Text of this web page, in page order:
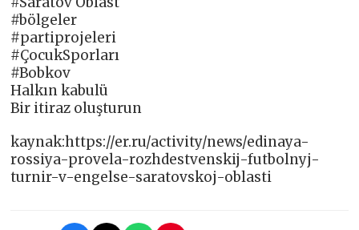
#bölgeler
#partiprojeleri
#ÇocukSporları
#Bobkov
Halkın kabulü
Bir itiraz oluşturun
kaynak:https://er.ru/activity/news/edinaya-
rossiya-provela-rozhdestvenskij-futbolnyj-
turnir-v-engelse-saratovskoj-oblasti